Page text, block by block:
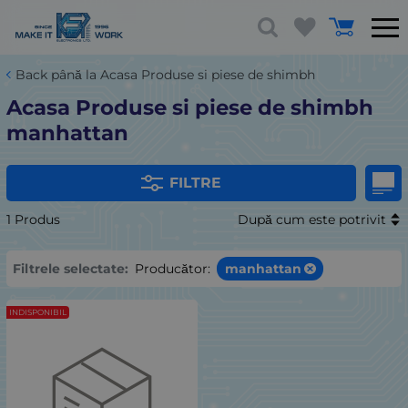
Back până la Acasa Produse si piese de shimbh
Acasa Produse si piese de shimbh
manhattan
FILTRE
1 Produs După cum este potrivit
Filtrele selectate: Producător: manhattan
INDISPONIBIL